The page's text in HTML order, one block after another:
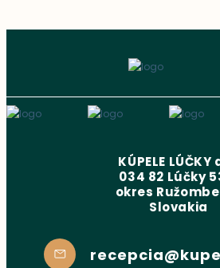
KÚPELE LÚČKY
034 82 Lúčky
okres
Slovakia